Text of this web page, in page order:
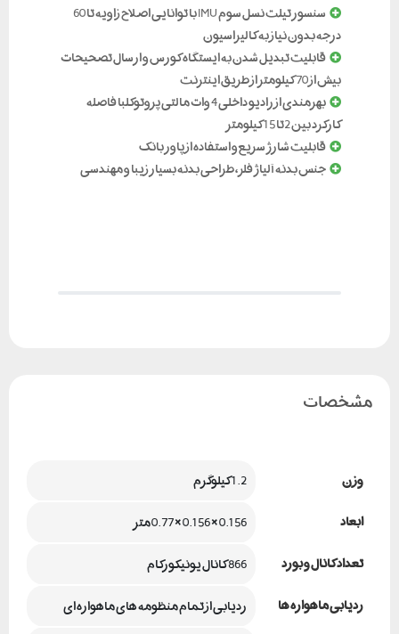
سنسور تیلت نسل سوم IMU با توانایی اصلاح زاویه تا 60
درجه بدون نیاز به کالیراسیون
قابلیت تبدیل شدن به ایستگاه کورس و ارسال تصحیحات
بیش از 70 کیلومتر از طریق اینترنت
بهرمندی از رادیو داخلی 4 وات مالتی پروتوکلبا فاصله
کارکرد بین 2تا 15 کیلومتر
قابلیت شارژ سریع و استفاده از پاور بانک
جنس بدنه آلیاژ فلز ، طراحی بدنه بسیار زیبا و مهندسی
مشخصات
وزن
1.2 کیلوگرم
ابعاد
0.156 × 0.156 × 0.77 متر
تعداد کانال و بورد
866 کانال یونیکورکام
ردیابی ماهواره ها
ردیابی از تمام منظومه های ماهواره ای